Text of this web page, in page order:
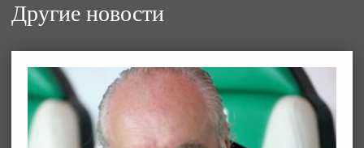
Другие новости